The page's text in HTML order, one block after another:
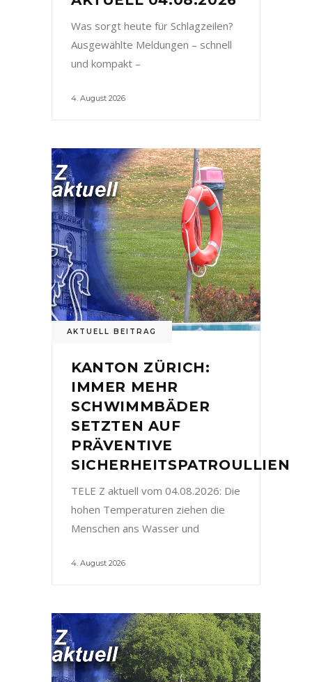
Was sorgt heute für Schlagzeilen?
Ausgewählte Meldungen – schnell
und kompakt –
4. August 2026
AKTUELL BEITRAG
KANTON ZÜRICH:
IMMER MEHR
SCHWIMMBÄDER
SETZTEN AUF
PRÄVENTIVE
SICHERHEITSPATROULLIEN
TELE Z aktuell vom 04.08.2026: Die
hohen Temperaturen ziehen die
Menschen ans Wasser und
4. August 2026